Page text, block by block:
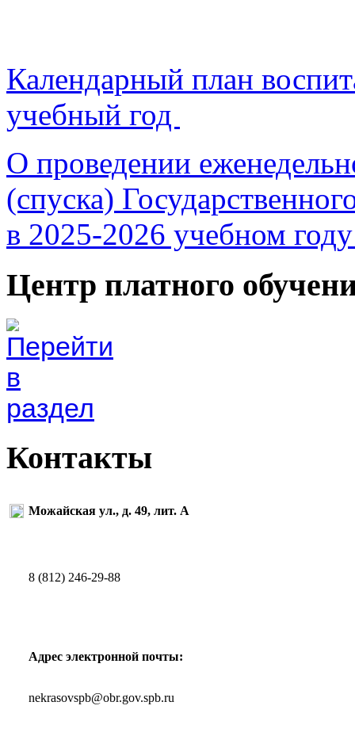
Календарный план
учебный год
О проведении
(спуска)
в 2025-2026 учебном
Центр платного
Контакты
Можайская ул., д. 49, лит. А
8 (812) 246-29-88
Адрес электронной почты:
nekrasovspb@obr.gov.spb.ru